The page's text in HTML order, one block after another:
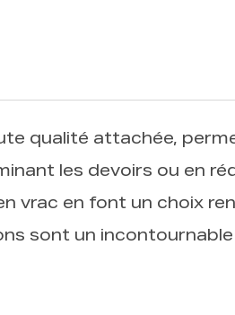
qualité attachée,
les devoirs ou en
vrac en font un choix
sont un